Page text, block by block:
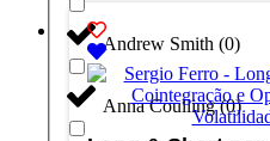
Andrew Smith (0)
Anna Coulling(0)